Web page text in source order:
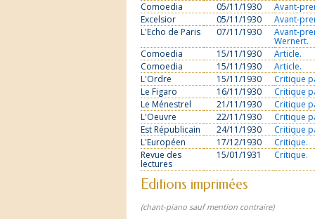
Comoedia 05/11/1930
Avant-
Excelsior
05/11/1930
Avant-
L'Echo de Paris
07/11/1930 Avant-
Wernert.
Comoedia
15/11/1930
Article.
Comoedia
15/11/1930
Article.
L'Ordre
15/11/1930
Critique
Le Figaro
16/11/1930
Critique
Le Ménestrel
21/11/1930
Critique
L'Oeuvre
22/11/1930
Critique
Est Républicain
24/11/1930
Critique
L'Européen
17/12/1930
Critique.
Revue des
lectures
15/01/1931 Critique.
Editions imprimées
(chant-piano sauf mention contraire)